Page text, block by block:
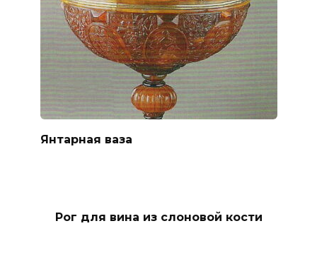
Янтарная ваза
Рог для вина из слоновой кости